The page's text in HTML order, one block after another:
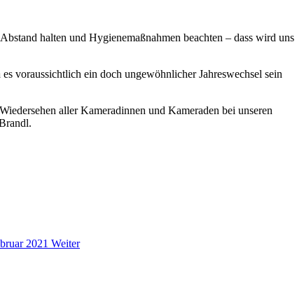
halten und Hygienemaßnahmen beachten – dass wird uns
voraussichtlich ein doch ungewöhnlicher Jahreswechsel sein
aller Kameradinnen und Kameraden bei unseren
2021 Weiter